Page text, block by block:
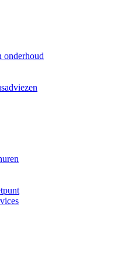
onderhoud